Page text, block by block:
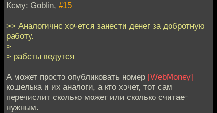
Кому: Goblin, #15
>> Аналогично хочется занести денег за добротную
работу.
>
> работы ведутся
А может просто опубликовать номер [WebMoney]
кошелька и их аналоги, а кто хочет, тот сам
перечислит сколько может или сколько считает
нужным.